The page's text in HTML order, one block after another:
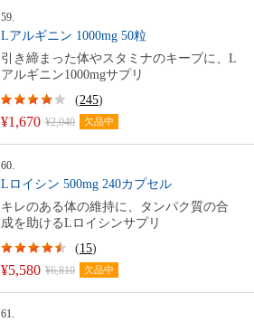
59.
Lアルギニン 1000mg 50粒
引き締まった体やスタミナのキープに、L
アルギニン1000mgサプリ
¥1,670 ¥2,040 欠品中
(245)
60.
Lロイシン 500mg 240カプセル
キレのある体の維持に、タンパク質の合
成を助けるLロイシンサプリ
¥5,580 ¥6,810 欠品中
(15)
61.